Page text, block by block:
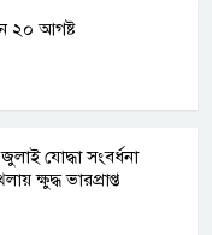
২০ আগষ্ট
যোদ্ধা সংবর্ধনা
ক্ষুদ্ধ ভারপ্রাপ্ত